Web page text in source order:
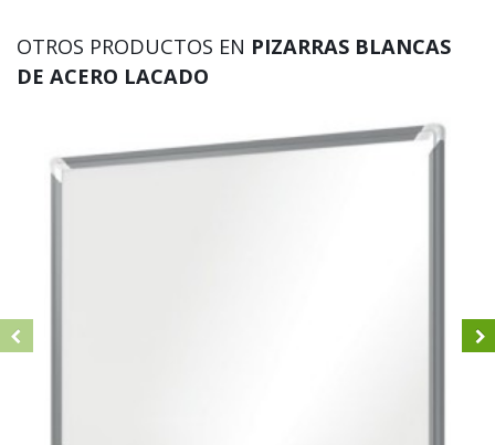
OTROS PRODUCTOS EN PIZARRAS BLANCAS
DE ACERO LACADO